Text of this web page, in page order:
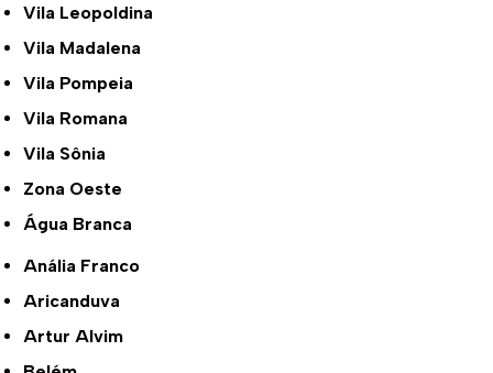
Vila Leopoldina
Vila Madalena
Vila Pompeia
Vila Romana
Vila Sônia
Zona Oeste
Água Branca
Anália Franco
Aricanduva
Artur Alvim